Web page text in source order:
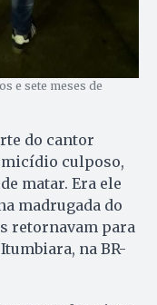
e sete meses de
do cantor
culposo,
matar. Era ele
madrugada do
retornavam para
na BR-